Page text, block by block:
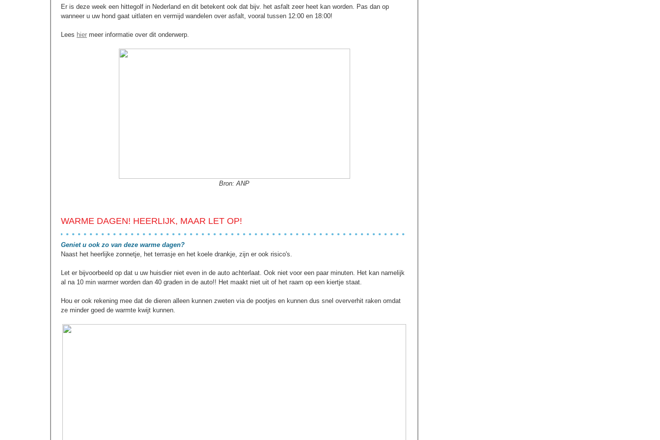
Er is deze week een hittegolf in Nederland en dit betekent ook dat bijv. het asfalt zeer heet kan worden. Pas dan op
wanneer u uw hond gaat uitlaten en vermijd wandelen over asfalt, vooral tussen 12:00 en 18:00!
Lees hier meer informatie over dit onderwerp.
Bron: ANP
WARME DAGEN! HEERLIJK, MAAR LET OP!
Geniet u ook zo van deze warme dagen?
Naast het heerlijke zonnetje, het terrasje en het koele drankje, zijn er ook risico's.
Let er bijvoorbeeld op dat u uw huisdier niet even in de auto achterlaat. Ook niet voor een paar minuten. Het kan namelijk
al na 10 min warmer worden dan 40 graden in de auto!! Het maakt niet uit of het raam op een kiertje staat.
Hou er ook rekening mee dat de dieren alleen kunnen zweten via de pootjes en kunnen dus snel oververhit raken omdat
ze minder goed de warmte kwijt kunnen.